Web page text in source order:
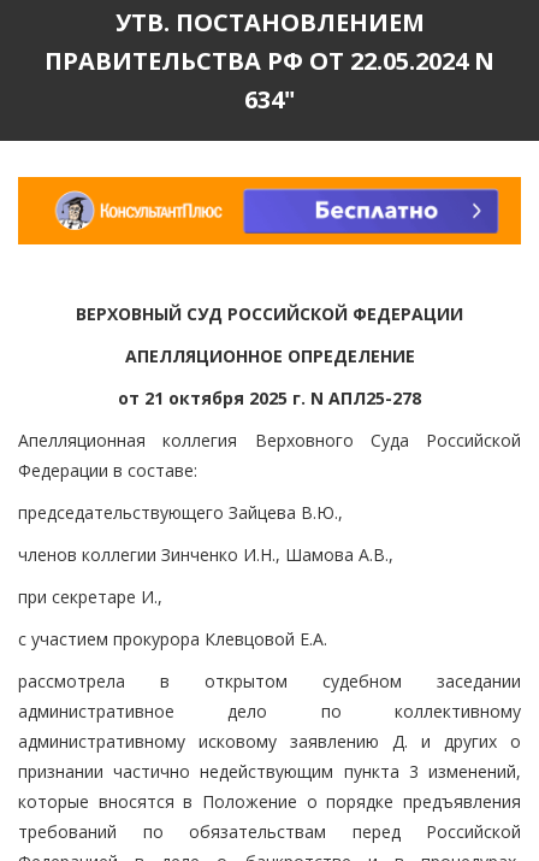
УТВ. ПОСТАНОВЛЕНИЕМ
ПРАВИТЕЛЬСТВА РФ ОТ 22.05.2024 N
634"
ВЕРХОВНЫЙ СУД РОССИЙСКОЙ ФЕДЕРАЦИИ
АПЕЛЛЯЦИОННОЕ ОПРЕДЕЛЕНИЕ
от 21 октября 2025 г. N АПЛ25-278
Апелляционная коллегия Верховного Суда Российской
Федерации в составе:
председательствующего Зайцева В.Ю.,
членов коллегии Зинченко И.Н., Шамова А.В.,
при секретаре И.,
с участием прокурора Клевцовой Е.А.
рассмотрела в открытом судебном заседании
административное дело по коллективному
административному исковому заявлению Д. и других о
признании частично недействующим пункта 3 изменений,
которые вносятся в Положение о порядке предъявления
требований по обязательствам перед Российской